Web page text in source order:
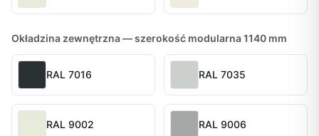
Okładzina zewnętrzna — szerokość modularna 1140 mm
RAL 7016 RAL 7035
RAL 9002 RAL 9006